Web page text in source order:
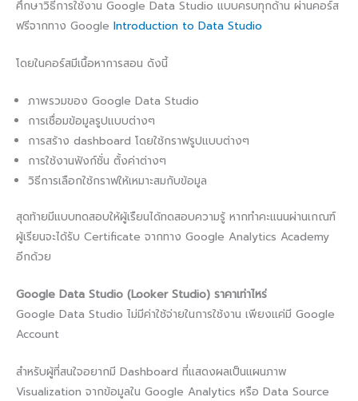
ศึกษาวิธีการใช้งาน Google Data Studio แบบครบทุกด้าน ผ่านคอร์ส
ฟรีจากทาง Google Introduction to Data Studio
โดยในคอร์สมีเนื้อหาการสอน ดังนี้
ภาพรวมของ Google Data Studio
การเชื่อมข้อมูลรูปแบบต่างๆ
การสร้าง dashboard โดยใช้กราฟรูปแบบต่างๆ
การใช้งานฟังก์ชั่น ตั้งค่าต่างๆ
วิธีการเลือกใช้กราฟให้เหมาะสมกับข้อมูล
สุดท้ายมีแบบทดสอบให้ผู้เรืยนได้ทดสอบความรู้ หากทำคะแนนผ่านเกณฑ์
ผู้เรียนจะได้รับ Certificate จากทาง Google Analytics Academy
อีกด้วย
Google Data Studio (Looker Studio) ราคาเท่าไหร่
Google Data Studio ไม่มีค่าใช้จ่ายในการใช้งาน เพียงแค่มี Google
Account
สำหรับผู้ที่สนใจอยากมี Dashboard ที่แสดงผลเป็นแผนภาพ
Visualization จากข้อมูลใน Google Analytics หรือ Data Source